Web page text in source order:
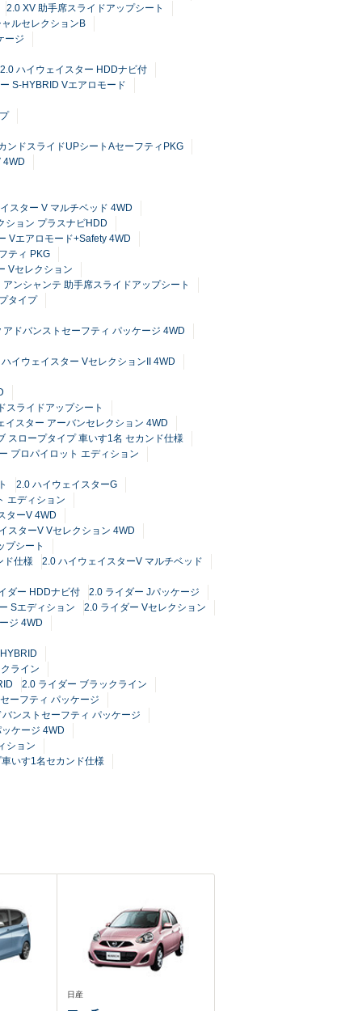
2.0 XV 助手席スライドアップシート
ルセレクションB
ージ
2.0 ハイウェイスター HDDナビ付
S-HYBRID Vエアロモード
ンドスライドUPシートAセーフティPKG
4WD
スター V マルチベッド 4WD
ション プラスナビHDD
Vエアロモード+Safety 4WD
ティ PKG
Vセレクション
ンシャンテ 助手席スライドアップシート
タイプ
ドバンストセーフティ パッケージ 4WD
イウェイスター VセレクションII 4WD
スライドアップシート
イスター アーバンセレクション 4WD
スロープタイプ 車いす1名 セカンド仕様
プロパイロット エディション
2.0 ハイウェイスターG
エディション
ターV 4WD
スターV Vセレクション 4WD
プシート
ド仕様
2.0 ハイウェイスターV マルチベッド
ダー HDDナビ付
2.0 ライダー Jパッケージ
Sエディション
2.0 ライダー Vセレクション
ジ 4WD
ライン
2.0 ライダー ブラックライン
ーフティ パッケージ
ンストセーフティ パッケージ
ケージ 4WD
ション
いす1名セカンド仕様
日産